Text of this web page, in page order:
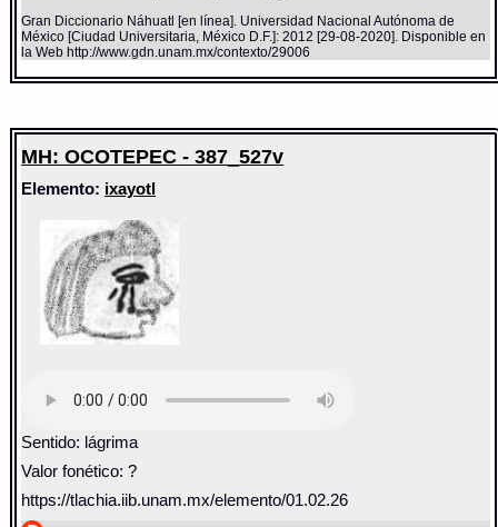
Gran Diccionario Náhuatl [en línea]. Universidad Nacional Autónoma de
México [Ciudad Universitaria, México D.F.]: 2012 [29-08-2020]. Disponible en
la Web http://www.gdn.unam.mx/contexto/29006
MH: OCOTEPEC - 387_527v
Elemento: ixayotl
Sentido: lágrima
Valor fonético: ?
https://tlachia.iib.unam.mx/elemento/01.02.26